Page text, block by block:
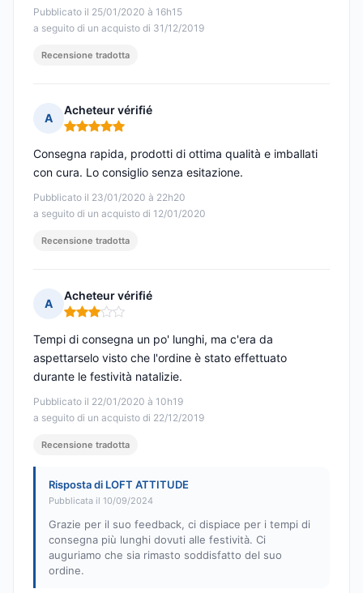
Pubblicato il 25/01/2020 à 16h15
a seguito di un acquisto di 31/12/2019
Recensione tradotta
A
Acheteur vérifié
Nota: 5 su 5
Pubblicato il 23/01/2020 à 22h20
a seguito di un acquisto di 12/01/2020
Consegna rapida, prodotti di ottima qualità e imballati
con cura. Lo consiglio senza esitazione.
Recensione tradotta
A
Acheteur vérifié
Nota: 3 su 5
Pubblicato il 22/01/2020 à 10h19
a seguito di un acquisto di 22/12/2019
Tempi di consegna un po' lunghi, ma c'era da
aspettarselo visto che l'ordine è stato effettuato
durante le festività natalizie.
Recensione tradotta
Risposta di LOFT ATTITUDE
Pubblicata il 10/09/2024
Grazie per il suo feedback, ci dispiace per i tempi di
consegna più lunghi dovuti alle festività. Ci
auguriamo che sia rimasto soddisfatto del suo
ordine.